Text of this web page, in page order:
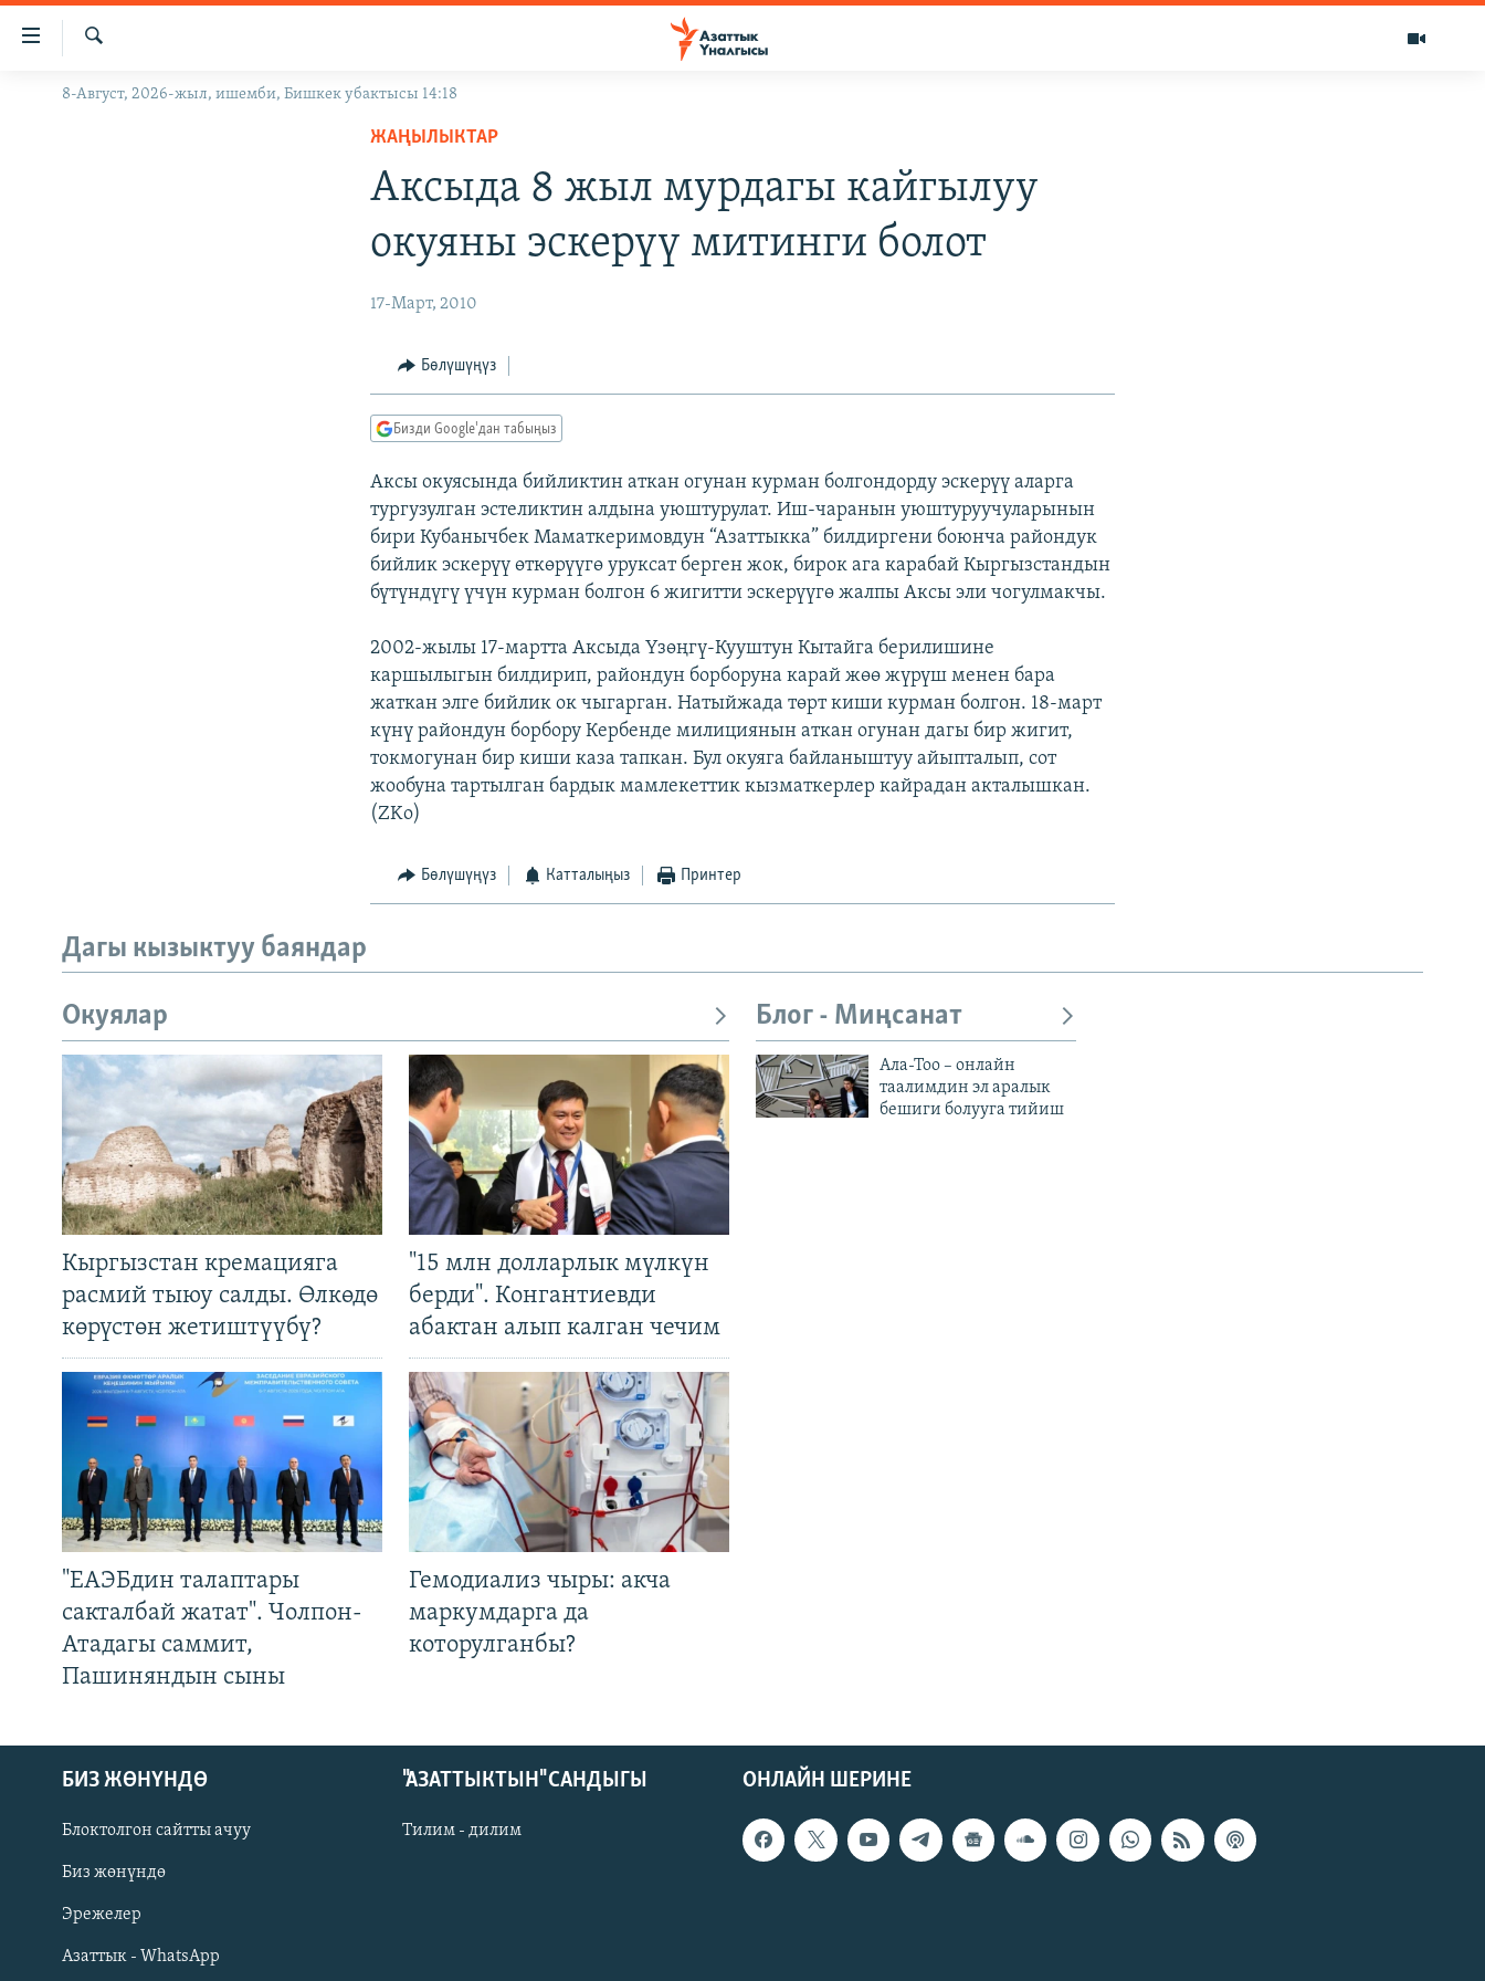
Линктер
Мазмунга
Навигацияга
ЖАҢЫЛЫКТАР
Русский
ОНЛАЙН ШЕРИНЕ
Издөө
8-Август, 2026-жыл, ишемби, Бишкек убактысы 14:18
ЖАҢЫЛЫКТАР
Аксыда 8 жыл мурдагы кайгылуу
окуяны эскерүү митинги болот
17-Март, 2010
Бөлүшүңүз
Бизди Google'дан табыңыз
Аксы окуясында бийликтин аткан огунан курман болгондорду эскерүү аларга
тургузулган эстеликтин алдына уюштурулат. Иш-чаранын уюштуруучуларынын
бири Кубанычбек Маматкеримовдун “Азаттыкка” билдиргени боюнча райондук
бийлик эскерүү өткөрүүгө уруксат берген жок, бирок ага карабай Кыргызстандын
бүтүндүгү үчүн курман болгон 6 жигитти эскерүүгө жалпы Аксы эли чогулмакчы.
2002-жылы 17-мартта Аксыда Үзөңгү-Кууштун Кытайга берилишине
каршылыгын билдирип, райондун борборуна карай жөө жүрүш менен бара
жаткан элге бийлик ок чыгарган. Натыйжада төрт киши курман болгон. 18-март
күнү райондун борбору Кербенде милициянын аткан огунан дагы бир жигит,
токмогунан бир киши каза тапкан. Бул окуяга байланыштуу айыпталып, сот
жообуна тартылган бардык мамлекеттик кызматкерлер кайрадан акталышкан.
(ZKo)
Бөлүшүңүз Катталыңыз Принтер
Дагы кызыктуу баяндар
Окуялар
Кыргызстан кремацияга
расмий тыюу салды. Өлкөдө
көрүстөн жетиштүүбү?
"15 млн долларлык мүлкүн
берди". Конгантиевди
абактан алып калган чечим
"ЕАЭБдин талаптары
сакталбай жатат". Чолпон-
Атадагы саммит,
Пашиняндын сыны
Гемодиализ чыры: акча
маркумдарга да
которулганбы?
Блог - Миңсанат
Ала-Тоо – онлайн
таалимдин эл аралык
бешиги болууга тийиш
ОНЛАЙН ШЕРИНЕ
БИЗ ЖӨНҮНДӨ
Блоктолгон сайтты ачуу
Биз жөнүндө
Эрежелер
Азаттык - WhatsApp
"АЗАТТЫКТЫН" САНДЫГЫ
Тилим - дилим